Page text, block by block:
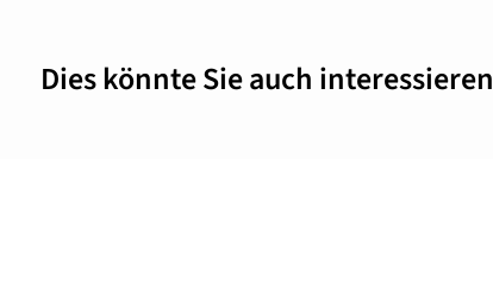
Dies könnte Sie auch interessieren